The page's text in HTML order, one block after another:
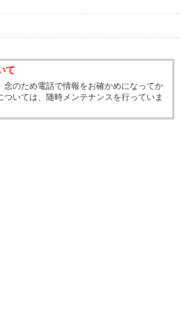
て
のため電話で情報をお確かめになってか
いては、随時メンテナンスを行っていま